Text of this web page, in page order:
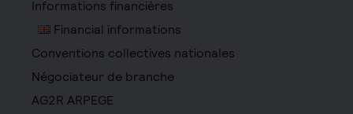
Informations financières
Financial informations
Conventions collectives nationales
Négociateur de branche
AG2R ARPEGE